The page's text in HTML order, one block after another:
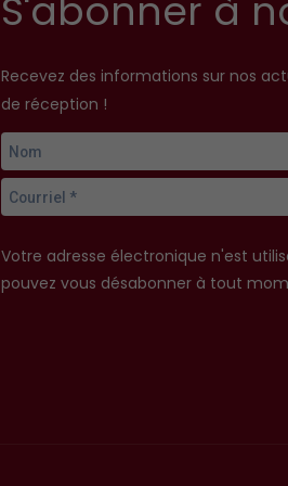
S'abonner à
Recevez des informations sur nos
de réception !
Votre adresse électronique n'est
pouvez vous désabonner à tout